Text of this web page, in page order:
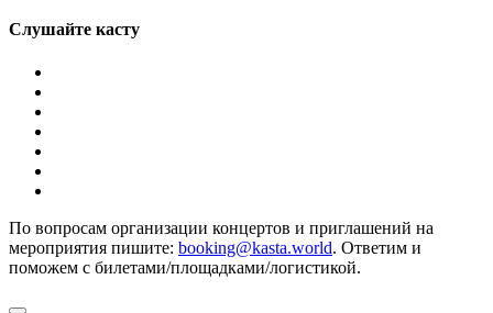
Слушайте касту
По вопросам организации концертов и приглашений на
мероприятия пишите: booking@kasta.world. Ответим и
поможем с билетами/площадками/логистикой.